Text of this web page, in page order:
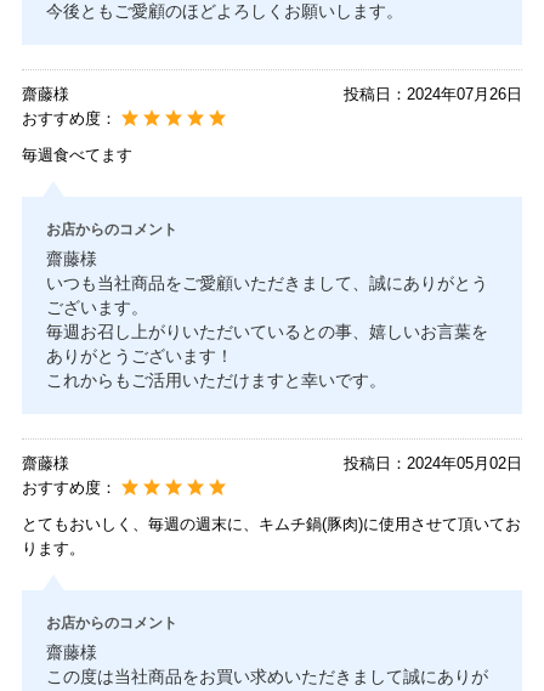
今後ともご愛顧のほどよろしくお願いします。
齋藤様 投稿日： 2024年07月26日
おすすめ度：
毎週食べてます
お店からのコメント
齋藤様
いつも当社商品をご愛顧いただきまして、誠にありがとう
ございます。
毎週お召し上がりいただいているとの事、嬉しいお言葉を
ありがとうございます！
これからもご活用いただけますと幸いです。
齋藤様 投稿日： 2024年05月02日
おすすめ度：
とてもおいしく、毎週の週末に、キムチ鍋(豚肉)に使用させて頂いてお
ります。
お店からのコメント
齋藤様
この度は当社商品をお買い求めいただきまして誠にありが